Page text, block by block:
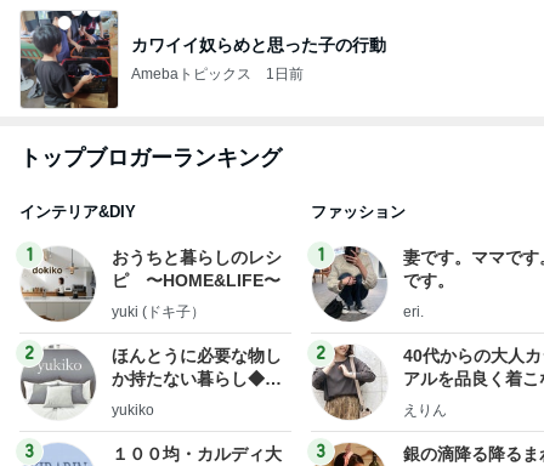
カワイイ奴らめと思った子の行動
Amebaトピックス 1日前
トップブロガーランキング
インテリア&DIY
1
おうちと暮らしのレシ
ピ 〜HOME&LIFE〜
yuki (ドキ子）
2
ほんとうに必要な物し
か持たない暮らし◆Ke
ep Life Simple◆〜イ
yukiko
3
１００均・カルディ大
ファッション
1
妻です。ママです
です。
eri.
2
40代からの大人
アルを品良く着こ
ファッションブロ
えりん
3
銀の滴降る降るま